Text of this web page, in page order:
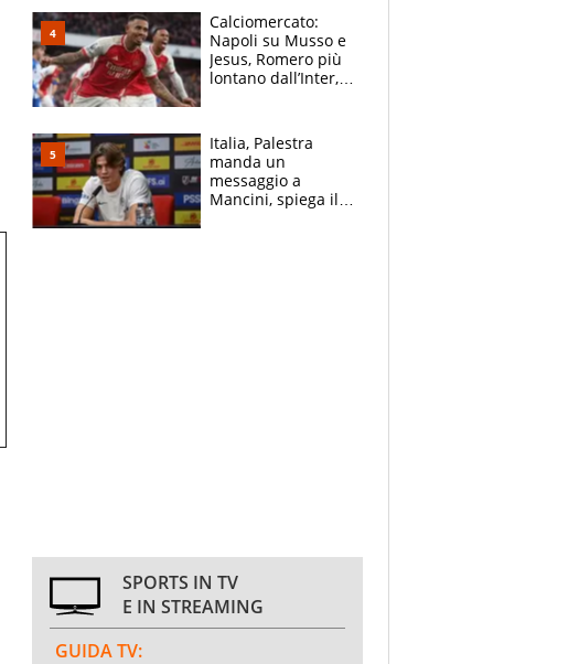
B. Rune verso la
rinuncia
Calciomercato:
Napoli su Musso e
Jesus, Romero più
lontano dall’Inter,
tabellone
Italia, Palestra
manda un
messaggio a
Mancini, spiega il
SPORTS IN TV
E IN STREAMING
GUIDA TV: